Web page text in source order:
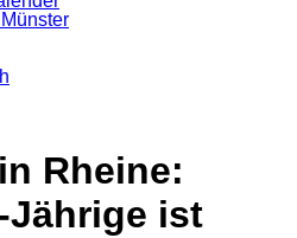
Rheine:
Jährige ist